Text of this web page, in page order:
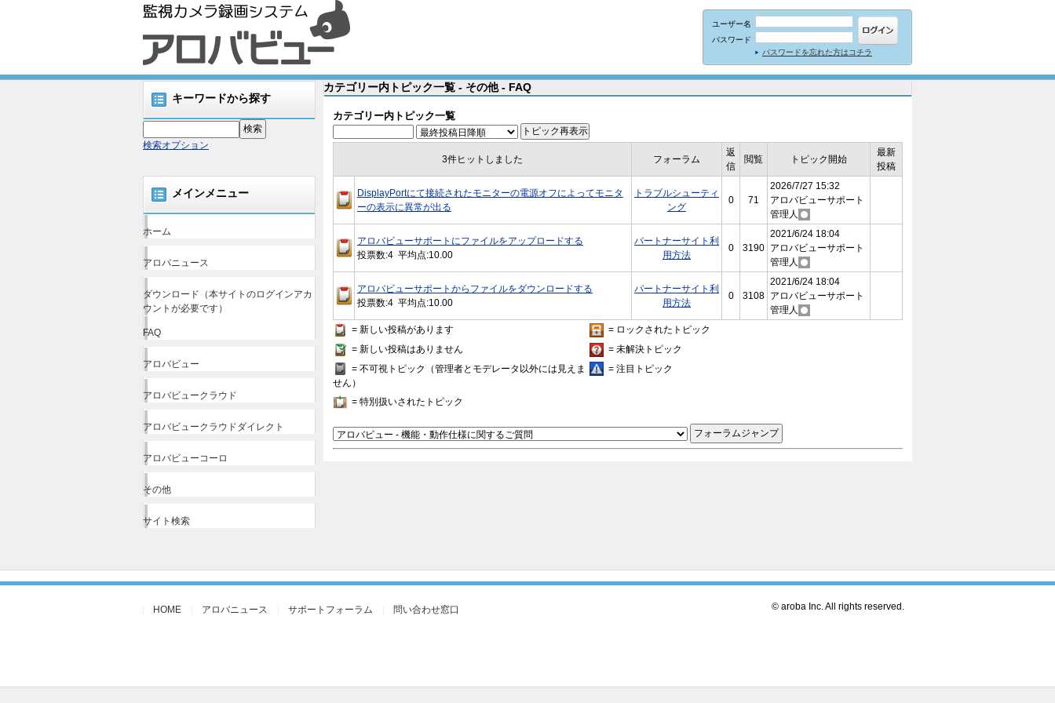
ユーザー名
パスワード
パスワードを忘れた方はコチラ
キーワードから探す
検索オプション
メインメニュー
ホーム
アロバニュース
ダウンロード（本サイトのログインアカ
ウントが必要です）
FAQ
アロバビュー
アロバビュークラウド
アロバビュークラウドダイレクト
アロバビューコーロ
その他
サイト検索
カテゴリー内トピック一覧 - その他 - FAQ
カテゴリー内トピック一覧
3件ヒットしました フォーラム
返
信
閲覧 トピック開始
最新
投稿
DisplayPortにて接続されたモニターの電源オフによってモニタ
ーの表示に異常が出る
トラブルシューティ
ング
0 71
2026/7/27 15:32
アロバビューサポート
管理人
アロバビューサポートにファイルをアップロードする
投票数:4 平均点:10.00
パートナーサイト利
用方法
0 3190
2021/6/24 18:04
アロバビューサポート
管理人
アロバビューサポートからファイルをダウンロードする
投票数:4 平均点:10.00
パートナーサイト利
用方法
0 3108
2021/6/24 18:04
アロバビューサポート
管理人
= 新しい投稿があります
= 新しい投稿はありません
= 不可視トピック（管理者とモデレータ以外には見えま
せん）
= 特別扱いされたトピック
= ロックされたトピック
= 未解決トピック
= 注目トピック
HOME アロバニュース サポートフォーラム 問い合わせ窓口 © aroba Inc. All rights reserved.